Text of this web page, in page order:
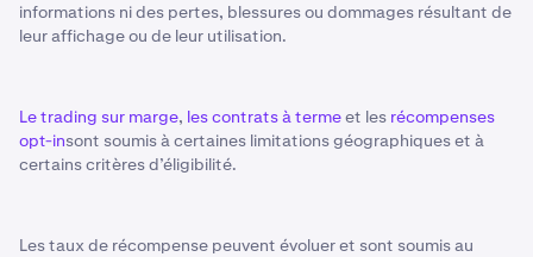
informations ni des pertes, blessures ou dommages résultant de
leur affichage ou de leur utilisation.
Le trading sur marge, les contrats à termeet les récompenses
opt-insont soumis à certaines limitations géographiques et à
certains critères d’éligibilité.
Les taux de récompense peuvent évoluer et sont soumis au